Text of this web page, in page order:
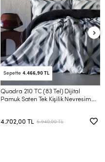
Sepette 4.466,90 TL
Quadra 210 TC (83 Tel) Dijital
Pamuk Saten Tek Kişilik Nevresim
4.702,00 TL 5.940,00 TL